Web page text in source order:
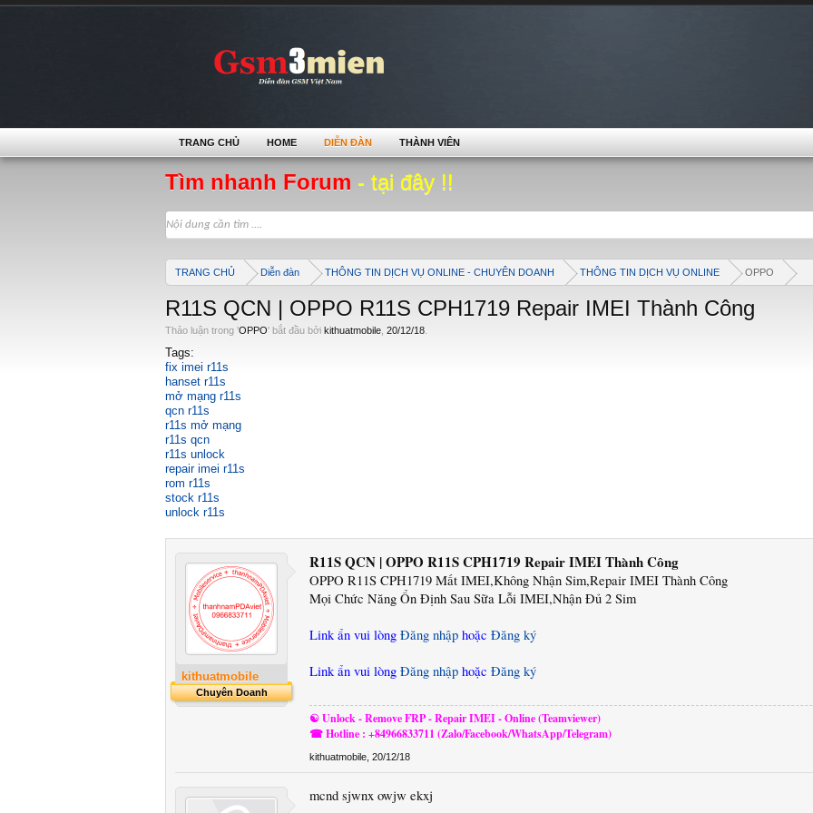
Tìm nhanh Forum - tại đây !!
TRANG CHỦ Diễn đàn THÔNG TIN DỊCH VỤ ONLINE - CHUYÊN DOANH THÔNG TIN DỊCH VỤ ONLINE OPPO
R11S QCN | OPPO R11S CPH1719 Repair IMEI Thành Công
Thảo luận trong 'OPPO' bắt đầu bởi kithuatmobile 20/12/18
Tags:
fix imei r11s
hanset r11s
mở mạng r11s
qcn r11s
r11s mở mạng
r11s qcn
r11s unlock
repair imei r11s
rom r11s
stock r11s
unlock r11s
kithuatmobile
Chuyên Doanh
R11S QCN | OPPO R11S CPH1719 Repair IMEI Thành Công
OPPO R11S CPH1719 Mất IMEI,Không Nhận Sim,Repair IMEI Thành Công
Mọi Chức Năng Ổn Định Sau Sữa Lỗi IMEI,Nhận Đủ 2 Sim
Link ẩn vui lòng Đăng nhập hoặc Đăng ký
Link ẩn vui lòng Đăng nhập hoặc Đăng ký
☯ Unlock - Remove FRP - Repair IMEI - Online (Teamviewer)
☎ Hotline : +84966833711 (Zalo/Facebook/WhatsApp/Telegram)
kithuatmobile 20/12/18
mcnd sjwnx owjw ekxj
TRANG CHỦ HOME DIỄN ĐÀN THÀNH VIÊN